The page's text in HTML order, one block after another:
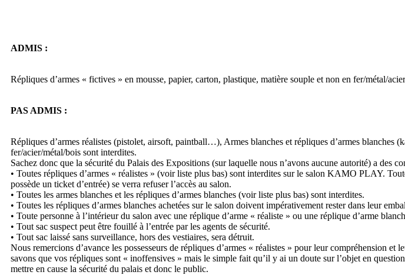
ADMIS :
Répliques d’armes « fictives » en mousse, papier, carton, plastique, matière souple et non en fer/métal/
PAS ADMIS :
Répliques d’armes réalistes (pistolet, airsoft, paintball…), Armes blanches et répliques d’armes blanches
fer/acier/métal/bois sont interdites.
Sachez donc que la sécurité du Palais des Expositions (sur laquelle nous n’avons aucune autorité) a des
• Toutes répliques d’armes « réalistes » (voir liste plus bas) sont interdites sur le salon KAMO PLAY.
possède un ticket d’entrée) se verra refuser l’accès au salon.
• Toutes les armes blanches et les répliques d’armes blanches (voir liste plus bas) sont interdites.
• Toutes les répliques d’armes blanches achetées sur le salon doivent impérativement rester dans leur
• Toute personne à l’intérieur du salon avec une réplique d’arme « réaliste » ou une réplique d’arme
• Tout sac suspect peut être fouillé à l’entrée par les agents de sécurité.
• Tout sac laissé sans surveillance, hors des vestiaires, sera détruit.
Nous remercions d’avance les possesseurs de répliques d’armes « réalistes » pour leur compréhension
savons que vos répliques sont « inoffensives » mais le simple fait qu’il y ai un doute sur l’objet en
mettre en cause la sécurité du palais et donc le public.